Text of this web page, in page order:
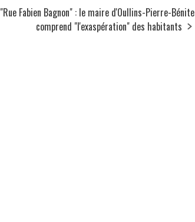
"Rue Fabien Bagnon" : le maire d'Oullins-Pierre-Bénite
comprend "l'exaspération" des habitants